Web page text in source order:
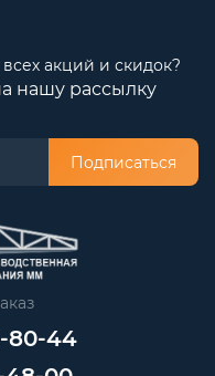
акций и скидок?
нашу рассылку
Подписаться
80-44